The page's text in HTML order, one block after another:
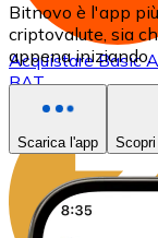
AcquistareBasic
BAT
Bitnovo è l'app
criptovalute, sia
appena iniziando.
Scarica l'app